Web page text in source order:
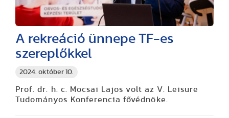
2024. október 10.
A rekreáció ünnepe TF-es
szereplőkkel
Prof. dr. h. c. Mocsai Lajos volt az V. Leisure
Tudományos Konferencia fővédnöke.